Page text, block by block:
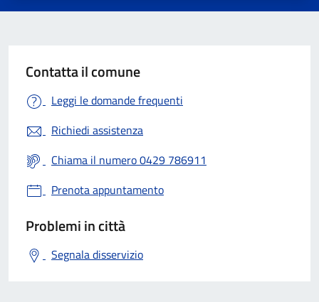
Contatta il comune
Leggi le domande frequenti
Richiedi assistenza
Chiama il numero 0429 786911
Prenota appuntamento
Problemi in città
Segnala disservizio